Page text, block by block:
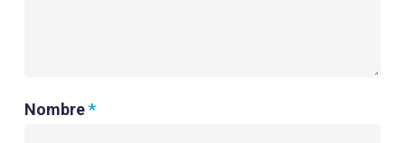
Nombre*